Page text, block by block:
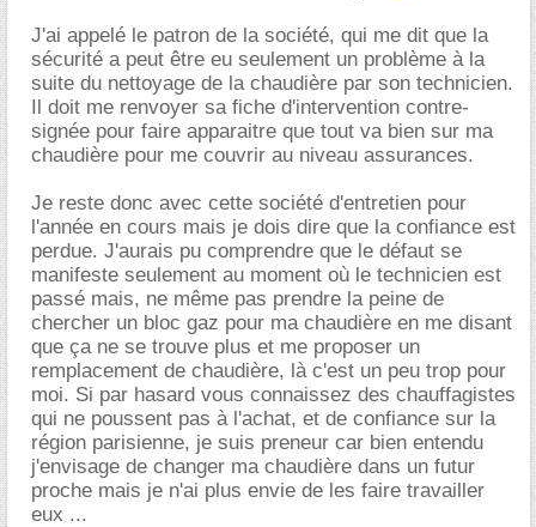
J'ai appelé le patron de la société, qui me dit que la
sécurité a peut être eu seulement un problème à la
suite du nettoyage de la chaudière par son technicien.
Il doit me renvoyer sa fiche d'intervention contre-
signée pour faire apparaitre que tout va bien sur ma
chaudière pour me couvrir au niveau assurances.
Je reste donc avec cette société d'entretien pour
l'année en cours mais je dois dire que la confiance est
perdue. J'aurais pu comprendre que le défaut se
manifeste seulement au moment où le technicien est
passé mais, ne même pas prendre la peine de
chercher un bloc gaz pour ma chaudière en me disant
que ça ne se trouve plus et me proposer un
remplacement de chaudière, là c'est un peu trop pour
moi. Si par hasard vous connaissez des chauffagistes
qui ne poussent pas à l'achat, et de confiance sur la
région parisienne, je suis preneur car bien entendu
j'envisage de changer ma chaudière dans un futur
proche mais je n'ai plus envie de les faire travailler
eux ...